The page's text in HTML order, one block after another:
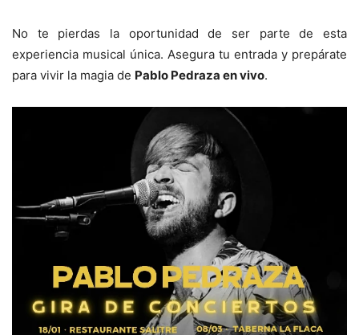
No te pierdas la oportunidad de ser parte de esta
experiencia musical única. Asegura tu entrada y prepárate
para vivir la magia de Pablo Pedraza en vivo.